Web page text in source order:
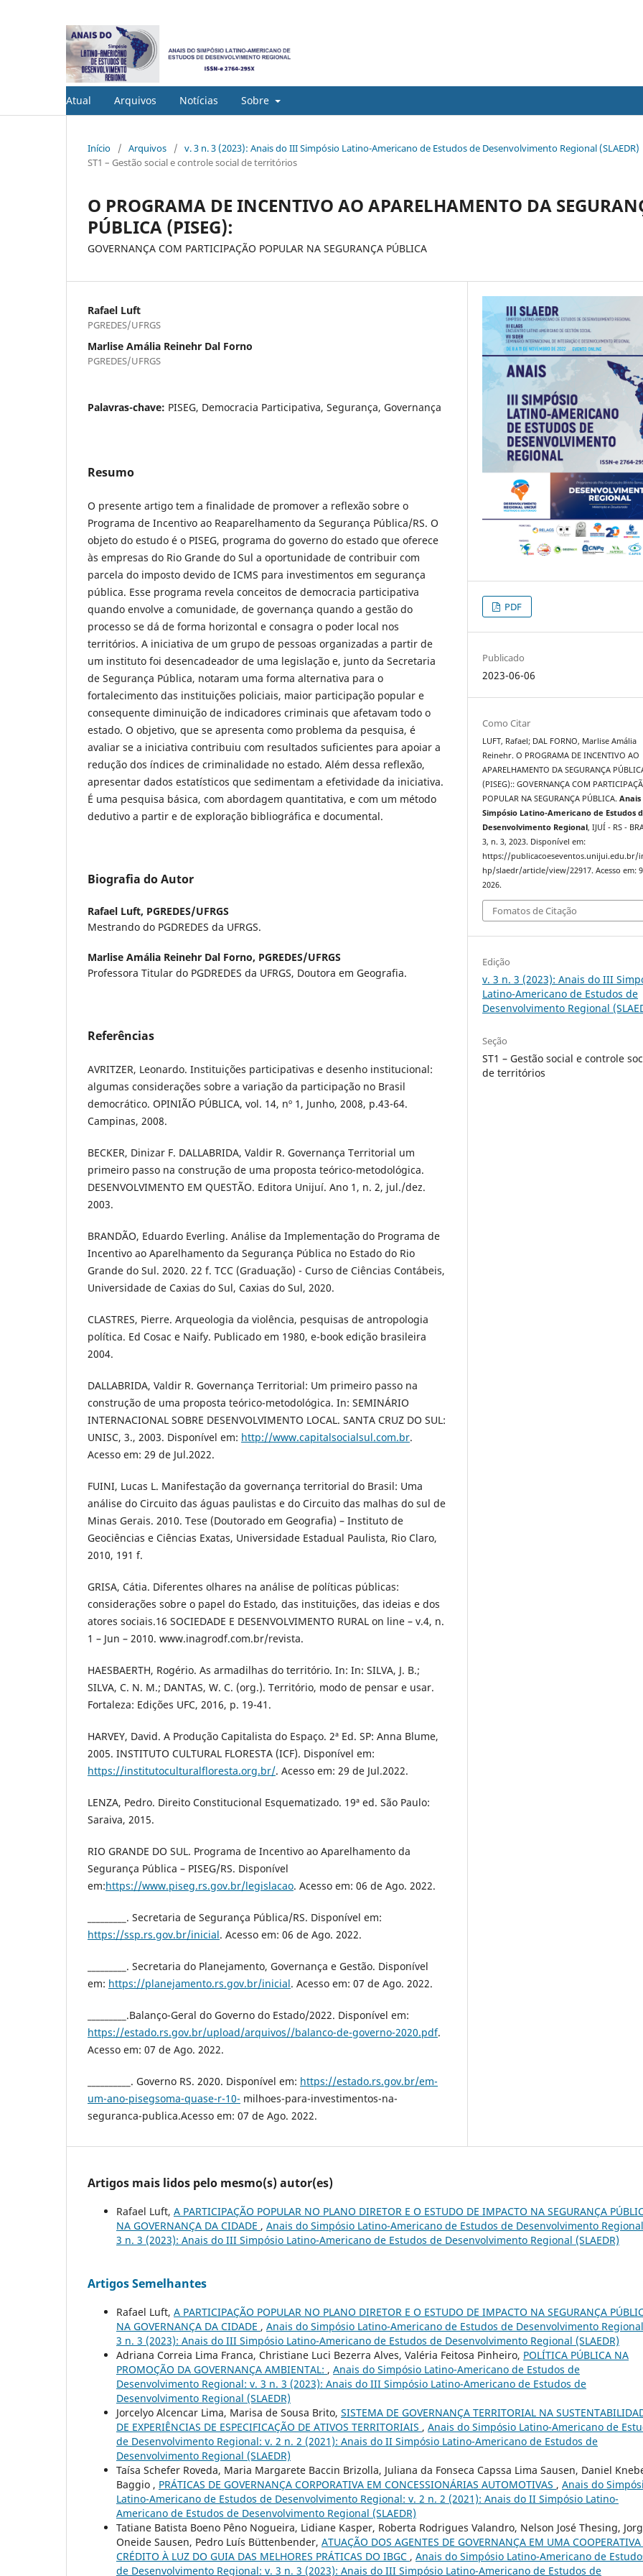
Atual Arquivos Notícias Sobre
Início / Arquivos / v. 3 n. 3 (2023): Anais do III Simpósio Latino-Americano de Estudos de Desenvolvimento Regional (SLAEDR)
ST1 – Gestão social e controle social de territórios
O PROGRAMA DE INCENTIVO AO APARELHAMENTO DA
PÚBLICA (PISEG):
GOVERNANÇA COM PARTICIPAÇÃO POPULAR NA SEGURANÇA PÚBLICA
Rafael Luft
PGREDES/UFRGS
Marlise Amália Reinehr Dal Forno
PGREDES/UFRGS
Palavras-chave: PISEG, Democracia Participativa, Segurança, Governança
Resumo
O presente artigo tem a finalidade de promover a reflexão sobre o
Programa de Incentivo ao Reaparelhamento da Segurança Pública/RS. O
objeto do estudo é o PISEG, programa do governo do estado que oferece
às empresas do Rio Grande do Sul a oportunidade de contribuir com
parcela do imposto devido de ICMS para investimentos em segurança
pública. Esse programa revela conceitos de democracia participativa
quando envolve a comunidade, de governança quando a gestão do
processo se dá de forma horizontal e consagra o poder local nos
territórios. A iniciativa de um grupo de pessoas organizadas a partir de
um instituto foi desencadeador de uma legislação e, junto da Secretaria
de Segurança Pública, notaram uma forma alternativa para o
fortalecimento das instituições policiais, maior participação popular e
consequente diminuição de indicadores criminais que afetavam todo o
estado. O objetivo, que se apresenta como problema da pesquisa, é
avaliar se a iniciativa contribuiu com resultados suficientes para apoiar a
redução dos índices de criminalidade no estado. Além dessa reflexão,
apresentar dados estatísticos que sedimentam a efetividade da iniciativa.
É uma pesquisa básica, com abordagem quantitativa, e com um método
dedutivo a partir e de exploração bibliográfica e documental.
Biografia do Autor
Rafael Luft, PGREDES/UFRGS
Mestrando do PGDREDES da UFRGS.
Marlise Amália Reinehr Dal Forno, PGREDES/UFRGS
Professora Titular do PGDREDES da UFRGS, Doutora em Geografia.
Referências
AVRITZER, Leonardo. Instituições participativas e desenho institucional:
algumas considerações sobre a variação da participação no Brasil
democrático. OPINIÃO PÚBLICA, vol. 14, nº 1, Junho, 2008, p.43-64.
Campinas, 2008.
BECKER, Dinizar F. DALLABRIDA, Valdir R. Governança Territorial um
primeiro passo na construção de uma proposta teórico-metodológica.
DESENVOLVIMENTO EM QUESTÃO. Editora Unijuí. Ano 1, n. 2, jul./dez.
2003.
BRANDÃO, Eduardo Everling. Análise da Implementação do Programa de
Incentivo ao Aparelhamento da Segurança Pública no Estado do Rio
Grande do Sul. 2020. 22 f. TCC (Graduação) - Curso de Ciências Contábeis,
Universidade de Caxias do Sul, Caxias do Sul, 2020.
CLASTRES, Pierre. Arqueologia da violência, pesquisas de antropologia
política. Ed Cosac e Naify. Publicado em 1980, e-book edição brasileira
2004.
DALLABRIDA, Valdir R. Governança Territorial: Um primeiro passo na
construção de uma proposta teórico-metodológica. In: SEMINÁRIO
INTERNACIONAL SOBRE DESENVOLVIMENTO LOCAL. SANTA CRUZ DO SUL:
UNISC, 3., 2003. Disponível em: http://www.capitalsocialsul.com.br.
Acesso em: 29 de Jul.2022.
FUINI, Lucas L. Manifestação da governança territorial do Brasil: Uma
análise do Circuito das águas paulistas e do Circuito das malhas do sul de
Minas Gerais. 2010. Tese (Doutorado em Geografia) – Instituto de
Geociências e Ciências Exatas, Universidade Estadual Paulista, Rio Claro,
2010, 191 f.
GRISA, Cátia. Diferentes olhares na análise de políticas públicas:
considerações sobre o papel do Estado, das instituições, das ideias e dos
atores sociais.16 SOCIEDADE E DESENVOLVIMENTO RURAL on line – v.4, n.
1 – Jun – 2010. www.inagrodf.com.br/revista.
HAESBAERTH, Rogério. As armadilhas do território. In: In: SILVA, J. B.;
SILVA, C. N. M.; DANTAS, W. C. (org.). Território, modo de pensar e usar.
Fortaleza: Edições UFC, 2016, p. 19-41.
HARVEY, David. A Produção Capitalista do Espaço. 2ª Ed. SP: Anna Blume,
2005. INSTITUTO CULTURAL FLORESTA (ICF). Disponível em:
https://institutoculturalfloresta.org.br/. Acesso em: 29 de Jul.2022.
LENZA, Pedro. Direito Constitucional Esquematizado. 19ª ed. São Paulo:
Saraiva, 2015.
RIO GRANDE DO SUL. Programa de Incentivo ao Aparelhamento da
Segurança Pública – PISEG/RS. Disponível
em:https://www.piseg.rs.gov.br/legislacao. Acesso em: 06 de Ago. 2022.
_________. Secretaria de Segurança Pública/RS. Disponível em:
https://ssp.rs.gov.br/inicial. Acesso em: 06 de Ago. 2022.
_________. Secretaria do Planejamento, Governança e Gestão. Disponível
em: https://planejamento.rs.gov.br/inicial. Acesso em: 07 de Ago. 2022.
_________.Balanço-Geral do Governo do Estado/2022. Disponível em:
https://estado.rs.gov.br/upload/arquivos//balanco-de-governo-2020.pdf.
Acesso em: 07 de Ago. 2022.
__________. Governo RS. 2020. Disponível em: https://estado.rs.gov.br/em-
um-ano-pisegsoma-quase-r-10- milhoes-para-investimentos-na-
seguranca-publica.Acesso em: 07 de Ago. 2022.
PDF
Publicado
2023-06-06
Como Citar
LUFT, Rafael; DAL FORNO, Marlise Amália
Reinehr. O PROGRAMA DE INCENTIVO AO
APARELHAMENTO DA SEGURANÇA
(PISEG):: GOVERNANÇA COM
POPULAR NA SEGURANÇA PÚBLICA.Anais
Simpósio Latino-Americano de Estudos
Desenvolvimento Regional, IJUÍ - RS -
3, n. 3, 2023. Disponível em:
https://publicacoeseventos.unijui.edu.br/
hp/slaedr/article/view/22917. Acesso em:
2026.
Fomatos de Citação
Edição
v. 3 n. 3 (2023): Anais do III
Latino-Americano de Estudos de
Desenvolvimento Regional
Seção
ST1 – Gestão social e controle
de territórios
Artigos mais lidos pelo mesmo(s) autor(es)
Rafael Luft, A PARTICIPAÇÃO POPULAR NO PLANO DIRETOR E O ESTUDO DE IMPACTO NA SEGURANÇA
NA GOVERNANÇA DA CIDADE , Anais do Simpósio Latino-Americano de Estudos de Desenvolvimento
3 n. 3 (2023): Anais do III Simpósio Latino-Americano de Estudos de Desenvolvimento Regional (SLAEDR)
Artigos Semelhantes
Rafael Luft, A PARTICIPAÇÃO POPULAR NO PLANO DIRETOR E O ESTUDO DE IMPACTO NA SEGURANÇA
NA GOVERNANÇA DA CIDADE , Anais do Simpósio Latino-Americano de Estudos de Desenvolvimento
3 n. 3 (2023): Anais do III Simpósio Latino-Americano de Estudos de Desenvolvimento Regional (SLAEDR)
Adriana Correia Lima Franca, Christiane Luci Bezerra Alves, Valéria Feitosa Pinheiro, POLÍTICA PÚBLICA NA
PROMOÇÃO DA GOVERNANÇA AMBIENTAL: , Anais do Simpósio Latino-Americano de Estudos de
Desenvolvimento Regional: v. 3 n. 3 (2023): Anais do III Simpósio Latino-Americano de Estudos de
Desenvolvimento Regional (SLAEDR)
Jorcelyo Alcencar Lima, Marisa de Sousa Brito, SISTEMA DE GOVERNANÇA TERRITORIAL NA
DE EXPERIÊNCIAS DE ESPECIFICAÇÃO DE ATIVOS TERRITORIAIS , Anais do Simpósio Latino-Americano de
de Desenvolvimento Regional: v. 2 n. 2 (2021): Anais do II Simpósio Latino-Americano de Estudos de
Desenvolvimento Regional (SLAEDR)
Taísa Schefer Roveda, Maria Margarete Baccin Brizolla, Juliana da Fonseca Capssa Lima Sausen, Daniel
Baggio , PRÁTICAS DE GOVERNANÇA CORPORATIVA EM CONCESSIONÁRIAS AUTOMOTIVAS , Anais do
Latino-Americano de Estudos de Desenvolvimento Regional: v. 2 n. 2 (2021): Anais do II Simpósio Latino-
Americano de Estudos de Desenvolvimento Regional (SLAEDR)
Tatiane Batista Boeno Pêno Nogueira, Lidiane Kasper, Roberta Rodrigues Valandro, Nelson José Thesing,
Oneide Sausen, Pedro Luís Büttenbender, ATUAÇÃO DOS AGENTES DE GOVERNANÇA EM UMA COOPERATIVA
CRÉDITO À LUZ DO GUIA DAS MELHORES PRÁTICAS DO IBGC , Anais do Simpósio Latino-Americano de
de Desenvolvimento Regional: v. 3 n. 3 (2023): Anais do III Simpósio Latino-Americano de Estudos de